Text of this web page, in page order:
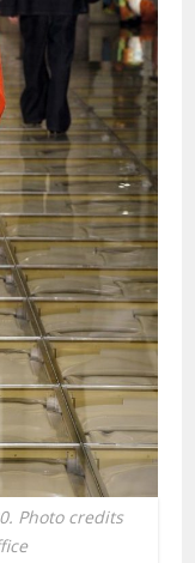
Photo credits